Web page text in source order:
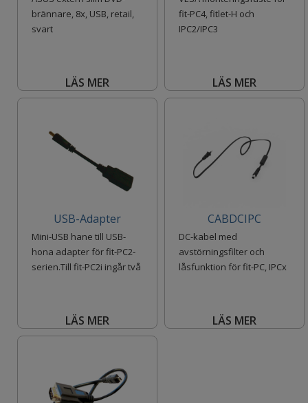
brännare, 8x, USB, retail,
svart
LÄS MER
fit-PC4, fitlet-H och
IPC2/IPC3
LÄS MER
USB-Adapter
Mini-USB hane till USB-
hona adapter för fit-PC2-
serien.Till fit-PC2i ingår två
LÄS MER
CABDCIPC
DC-kabel med
avstörningsfilter och
låsfunktion för fit-PC, IPCx
LÄS MER